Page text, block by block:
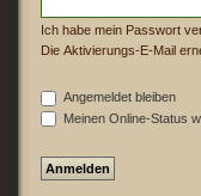
Ich habe mein Passwort
Die Aktivierungs-E-Mail
Angemeldet bleiben
Meinen Online-Status